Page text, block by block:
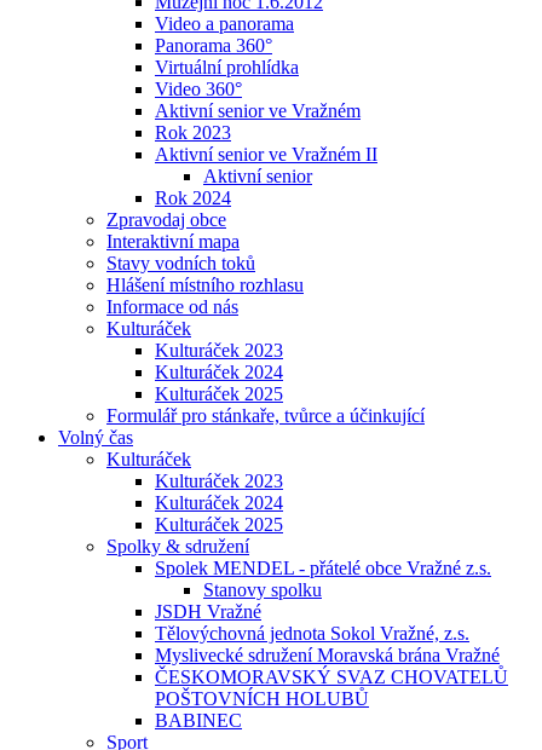
Video a panorama
Panorama 360°
Virtuální prohlídka
Video 360°
Aktivní senior ve Vražném
Rok 2023
Aktivní senior ve Vražném II
Aktivní senior
Rok 2024
Zpravodaj obce
Interaktivní mapa
Stavy vodních toků
Hlášení místního rozhlasu
Informace od nás
Kulturáček
Kulturáček 2023
Kulturáček 2024
Kulturáček 2025
Formulář pro stánkaře, tvůrce a účinkující
Volný čas
Kulturáček
Kulturáček 2023
Kulturáček 2024
Kulturáček 2025
Spolky & sdružení
Spolek MENDEL - přátelé obce Vražné z.s.
Stanovy spolku
JSDH Vražné
Tělovýchovná jednota Sokol Vražné, z.s.
Myslivecké sdružení Moravská brána Vražné
ČESKOMORAVSKÝ SVAZ CHOVATELŮ
POŠTOVNÍCH HOLUBŮ
BABINEC
Sport